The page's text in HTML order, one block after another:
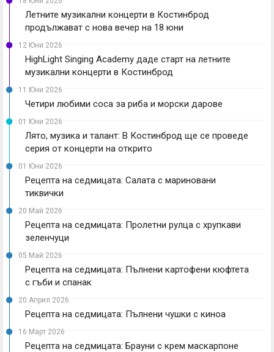
Летните музикални концерти в Костинброд
продължават с нова вечер на 18 юни
12 Юни 2026
HighLight Singing Academy даде старт на летните
музикални концерти в Костинброд
11 Юни 2026
Четири любими соса за риба и морски дарове
01 Юни 2026
Лято, музика и талант: В Костинброд ще се проведе
серия от концерти на открито
01 Юни 2026
Рецепта на седмицата: Салата с мариновани
тиквички
20 Май 2026
Рецепта на седмицата: Пролетни рулца с хрупкави
зеленчуци
05 Май 2026
Рецепта на седмицата: Пълнени картофени кюфтета
с гъби и спанак
20 Април 2026
Рецепта на седмицата: Пълнени чушки с киноа
16 Март 2026
Рецепта на седмицата: Брауни с крем маскарпоне